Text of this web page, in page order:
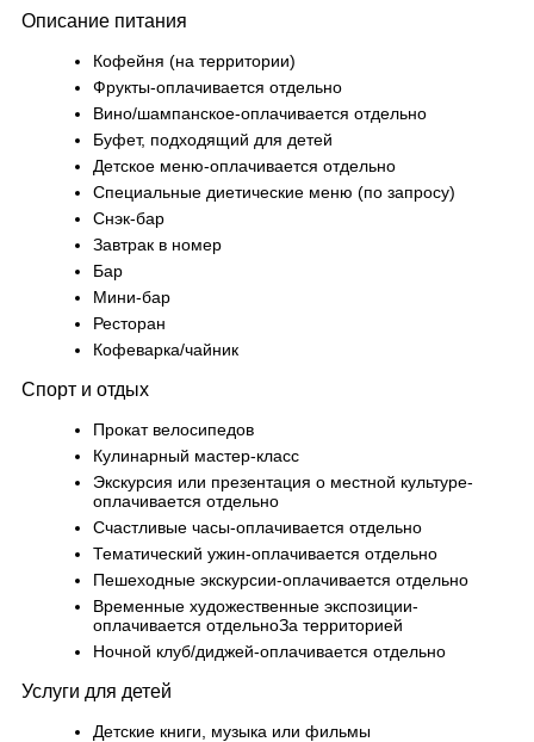
Описание питания
Кофейня (на территории)
Фрукты-оплачивается отдельно
Вино/шампанское-оплачивается отдельно
Буфет, подходящий для детей
Детское меню-оплачивается отдельно
Специальные диетические меню (по запросу)
Снэк-бар
Завтрак в номер
Бар
Мини-бар
Ресторан
Кофеварка/чайник
Спорт и отдых
Прокат велосипедов
Кулинарный мастер-класс
Экскурсия или презентация о местной культуре-
оплачивается отдельно
Счастливые часы-оплачивается отдельно
Тематический ужин-оплачивается отдельно
Пешеходные экскурсии-оплачивается отдельно
Временные художественные экспозиции-
оплачивается отдельноЗа территорией
Ночной клуб/диджей-оплачивается отдельно
Услуги для детей
Детские книги, музыка или фильмы